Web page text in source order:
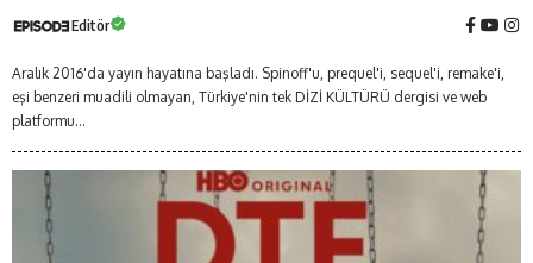
Editör
Aralık 2016'da yayın hayatına başladı. Spinoff'u, prequel'i, sequel'i, remake'i,
eşi benzeri muadili olmayan, Türkiye'nin tek DİZİ KÜLTÜRÜ dergisi ve web
platformu...